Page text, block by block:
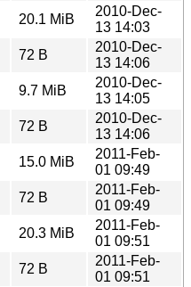
20.1 MiB
2010-Dec-
13 14:03
72 B
2010-Dec-
13 14:06
9.7 MiB
2010-Dec-
13 14:05
72 B
2010-Dec-
13 14:06
15.0 MiB
2011-Feb-
01 09:49
72 B
2011-Feb-
01 09:49
20.3 MiB
2011-Feb-
01 09:51
72 B
2011-Feb-
01 09:51